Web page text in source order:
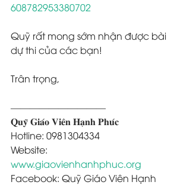
608782953380702
Quỹ rất mong sớm nhận được bài
dự thi của các bạn!
Trân trọng,
——————————
𝐐𝐮𝐲̃ 𝐆𝐢𝐚́𝐨 𝐕𝐢𝐞̂𝐧 𝐇𝐚̣𝐧𝐡 𝐏𝐡𝐮́𝐜
Hotline: 0981304334
Website:
www.giaovienhanhphuc.org
Facebook: Quỹ Giáo Viên Hạnh